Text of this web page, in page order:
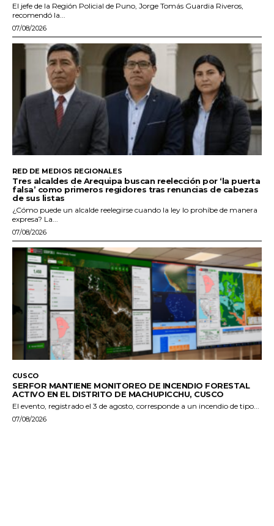
El jefe de la Región Policial de Puno, Jorge Tomás Guardia Riveros,
recomendó la...
07/08/2026
RED DE MEDIOS REGIONALES
Tres alcaldes de Arequipa buscan reelección por ‘la puerta
falsa’ como primeros regidores tras renuncias de cabezas
de sus listas
¿Cómo puede un alcalde reelegirse cuando la ley lo prohíbe de manera
expresa? La...
07/08/2026
CUSCO
SERFOR MANTIENE MONITOREO DE INCENDIO FORESTAL
ACTIVO EN EL DISTRITO DE MACHUPICCHU, CUSCO
El evento, registrado el 3 de agosto, corresponde a un incendio de tipo...
07/08/2026